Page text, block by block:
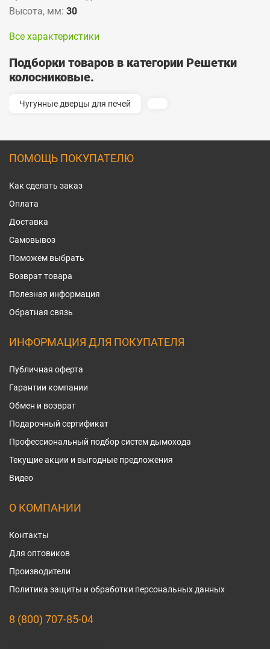
Высота, мм: 30
Все характеристики
Подборки товаров в категории Решетки
колосниковые.
Чугунные дверцы для печей
ПОМОЩЬ ПОКУПАТЕЛЮ
Как сделать заказ
Оплата
Доставка
Самовывоз
Поможем выбрать
Возврат товара
Полезная информация
Обратная связь
ИНФОРМАЦИЯ ДЛЯ ПОКУПАТЕЛЯ
Публичная оферта
Гарантии компании
Обмен и возврат
Подарочный сертификат
Профессиональный подбор систем дымохода
Текущие акции и выгодные предложения
Видео
О КОМПАНИИ
Контакты
Для оптовиков
Производители
Политика защиты и обработки персональных данных
8 (800) 707-85-04